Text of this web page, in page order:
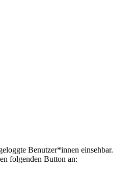
Benutzer*innen einsehbar.
folgenden Button an: